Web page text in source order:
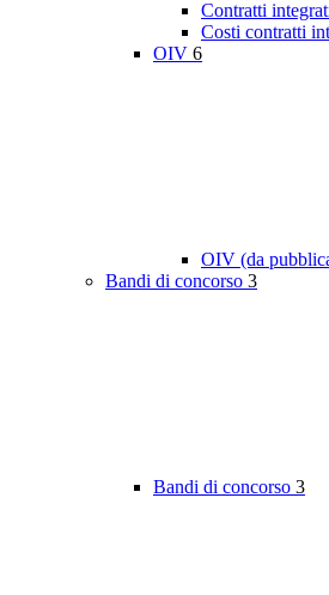
Contratti
Costi contratti
OIV 6
OIV (da
Bandi di concorso 3
Bandi di concorso 3